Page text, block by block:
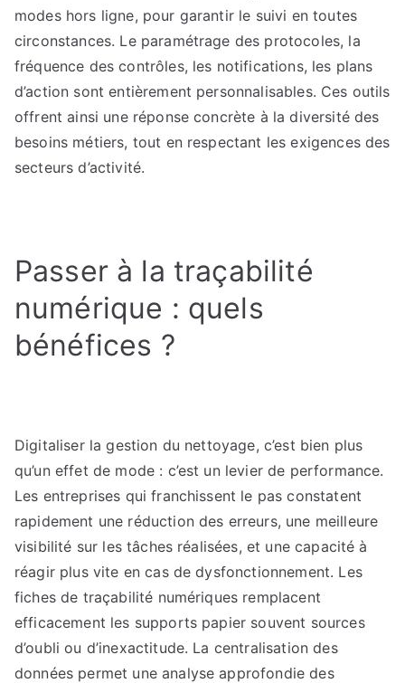
modes hors ligne, pour garantir le suivi en toutes
circonstances. Le paramétrage des protocoles, la
fréquence des contrôles, les notifications, les plans
d’action sont entièrement personnalisables. Ces outils
offrent ainsi une réponse concrète à la diversité des
besoins métiers, tout en respectant les exigences des
secteurs d’activité.
Passer à la traçabilité
numérique : quels
bénéfices ?
Digitaliser la gestion du nettoyage, c’est bien plus
qu’un effet de mode : c’est un levier de performance.
Les entreprises qui franchissent le pas constatent
rapidement une réduction des erreurs, une meilleure
visibilité sur les tâches réalisées, et une capacité à
réagir plus vite en cas de dysfonctionnement. Les
fiches de traçabilité numériques remplacent
efficacement les supports papier souvent sources
d’oubli ou d’inexactitude. La centralisation des
données permet une analyse approfondie des